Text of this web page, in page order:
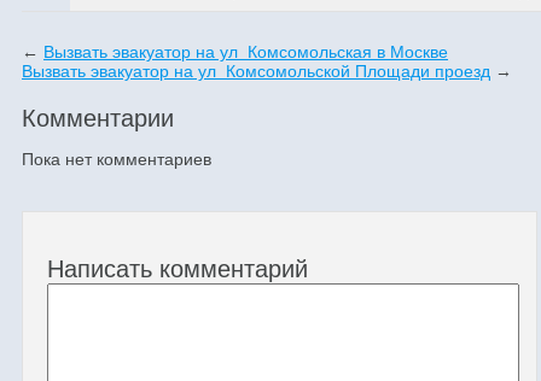
← Вызвать эвакуатор на ул Комсомольская в Москве
Вызвать эвакуатор на ул Комсомольской Площади проезд →
Комментарии
Пока нет комментариев
Написать комментарий